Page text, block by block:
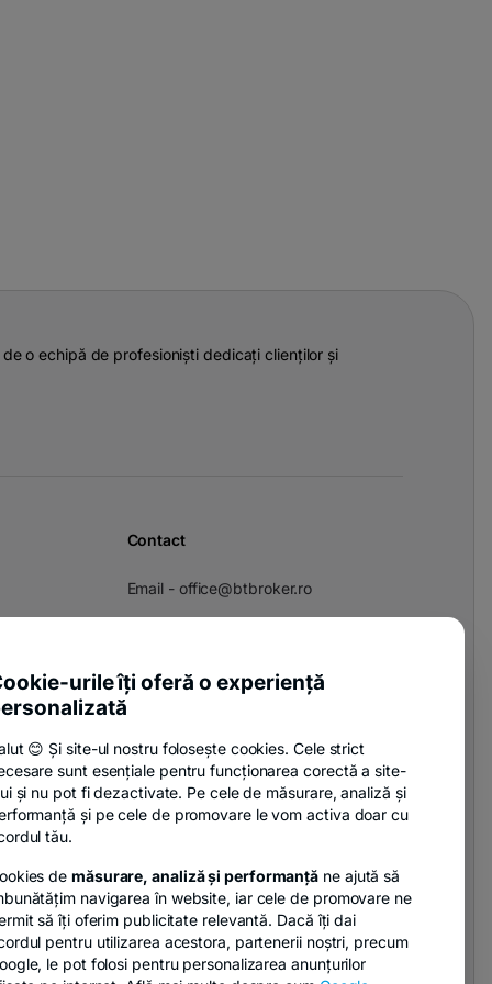
o echipă de profesioniști dedicați clienților și
Contact
Email - office@btbroker.ro
Green Court, Etaj 4, Sector 2
Nr. Reg. Com./EUID:
J2004014402405
urile îți oferă o experiență
😊 Și site-ul nostru folosește cookies. Cele strict
sunt esențiale pentru funcționarea corectă a site-
și nu pot fi dezactivate. Pe cele de măsurare, analiză și
și pe cele de promovare le vom activa doar cu
tău.
demăsurare, analiză și performanță ne ajută să
navigarea în website, iar cele de promovare ne
să îți oferim publicitate relevantă. Dacă îți dai
pentru utilizarea acestora, partenerii noștri, precum
le pot folosi pentru personalizarea anunțurilor